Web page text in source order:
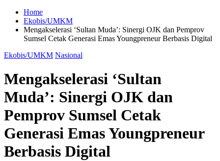
Home
Ekobis/UMKM
Mengakselerasi ‘Sultan Muda’: Sinergi OJK dan Pemprov
Sumsel Cetak Generasi Emas Youngpreneur Berbasis Digital
Ekobis/UMKM Nasional
Mengakselerasi ‘Sultan
Muda’: Sinergi OJK dan
Pemprov Sumsel Cetak
Generasi Emas Youngpreneur
Berbasis Digital